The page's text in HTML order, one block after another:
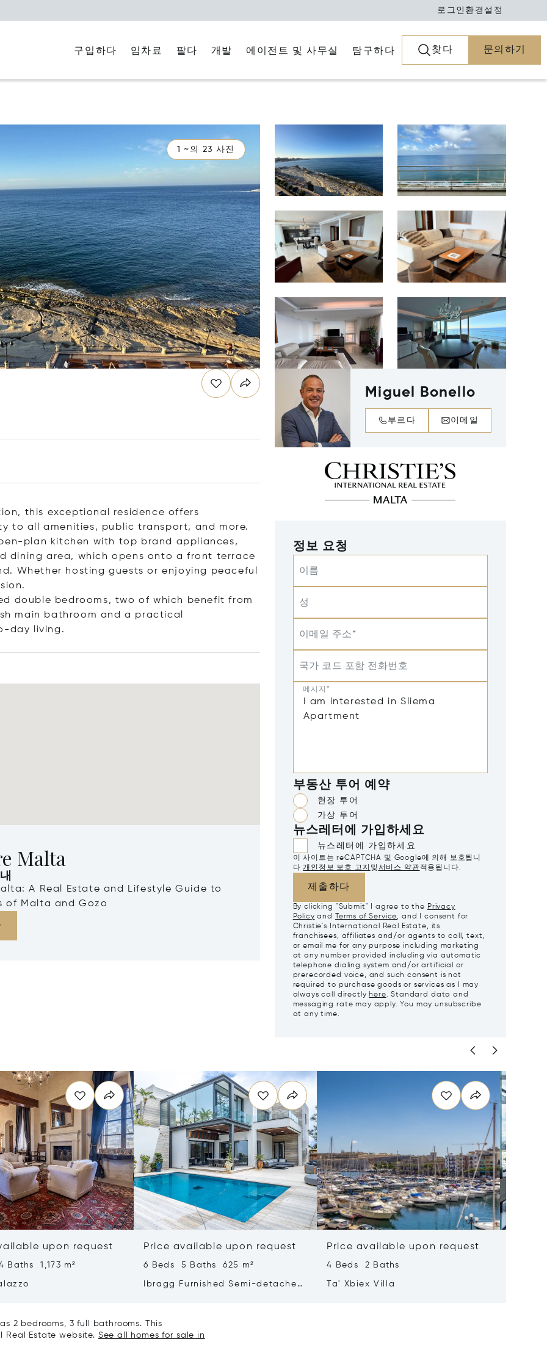
로그인 환경설정
구입하다 임차료 팔다 개발 에이전트 및 사무실 탐구하다 찾다 문의하기
1 ~의 23 사진
this exceptional residence offers
to all amenities, public transport, and more.
plan kitchen with top brand appliances,
dining area, which opens onto a front terrace
Whether hosting guests or enjoying peaceful
double bedrooms, two of which benefit from
main bathroom and a practical
day living.
Malta
A Real Estate and Lifestyle Guide to
of Malta and Gozo
Miguel Bonello
부르다 이메일
정보 요청
이름
성
이메일 주소*
국가 코드 포함 전화번호
메시지*
부동산 투어 예약
현장 투어
가상 투어
뉴스레터에 가입하세요
뉴스레터에 가입하세요
이 사이트는 reCAPTCHA 및 Google에 의해 보호됩니
다 개인정보 보호 고지 및서비스 약관적용됩니다.
제출하다
By clicking "Submit" I agree to the Privacy
Policy and Terms of Service, and I consent for
Christie's International Real Estate, its
franchisees, affiliates and/or agents to call, text,
or email me for any purpose including marketing
at any number provided including via automatic
telephone dialing system and/or artificial or
prerecorded voice, and such consent is not
required to purchase goods or services as I may
always call directly here. Standard data and
messaging rate may apply. You may unsubscribe
at any time.
upon request
Baths 1,173 m²
Price available upon request
6 Beds 5 Baths 625 m²
Ibragg Furnished Semi-detached
Price available upon request
4 Beds 2 Baths
Ta' Xbiex Villa
2 bedrooms, 3 full bathrooms. This
Real Estate website. See all homes for sale in